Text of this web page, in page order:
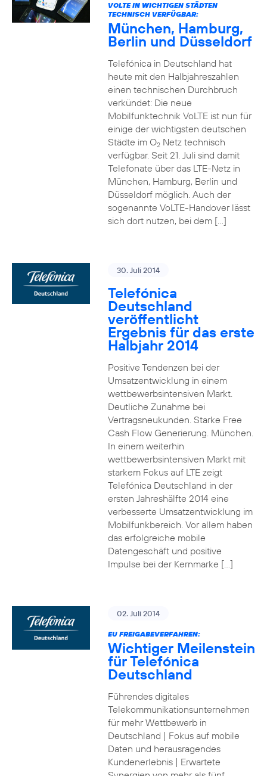
VOLTE IN WICHTIGEN STÄDTEN
TECHNISCH VERFÜGBAR:
München, Hamburg,
Berlin und Düsseldorf
Telefónica in Deutschland hat
heute mit den Halbjahreszahlen
einen technischen Durchbruch
verkündet: Die neue
Mobilfunktechnik VoLTE ist nun für
einige der wichtigsten deutschen
Städte im O2Netz technisch
verfügbar. Seit 21. Juli sind damit
Telefonate über das LTE-Netz in
München, Hamburg, Berlin und
Düsseldorf möglich. Auch der
sogenannte VoLTE-Handover lässt
sich dort nutzen, bei dem […]
30. Juli 2014
Telefónica
Deutschland
veröffentlicht
Ergebnis für das erste
Halbjahr 2014
Positive Tendenzen bei der
Umsatzentwicklung in einem
wettbewerbsintensiven Markt.
Deutliche Zunahme bei
Vertragsneukunden. Starke Free
Cash Flow Generierung. München.
In einem weiterhin
wettbewerbsintensiven Markt mit
starkem Fokus auf LTE zeigt
Telefónica Deutschland in der
ersten Jahreshälfte 2014 eine
verbesserte Umsatzentwicklung im
Mobilfunkbereich. Vor allem haben
das erfolgreiche mobile
Datengeschäft und positive
Impulse bei der Kernmarke […]
02. Juli 2014
EU FREIGABEVERFAHREN:
Wichtiger Meilenstein
für Telefónica
Deutschland
Führendes digitales
Telekommunikationsunternehmen
für mehr Wettbewerb in
Deutschland | Fokus auf mobile
Daten und herausragendes
Kundenerlebnis | Erwartete